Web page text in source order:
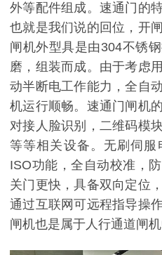
外等配件组成。速通门的
也就是我们说的回位，开
闸机外型具是由304不锈
磨，组装而成。由于考虑
动半断电工作能力，全自
机运行顺畅。速通门闸机
对接人脸识别，二维码模
等等相关设备。无刷伺
ISO功能，全自动校准，
关门更快，具备双向定位
通过互联网可远程指导操
闸机也是属于人行通道闸机